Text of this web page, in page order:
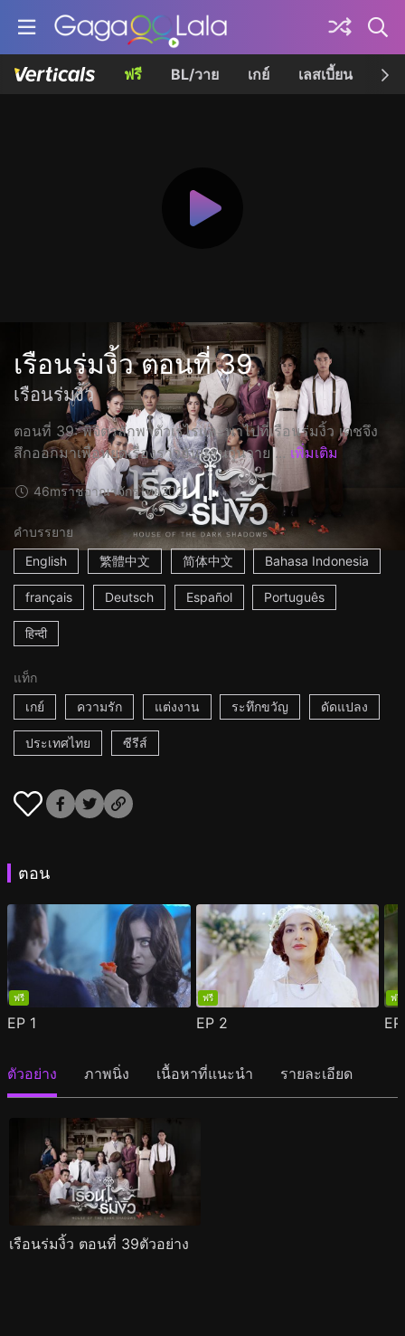
ฟรี BL/วาย เกย์ เลสเบี้ยน เค
เรือนร่มงิ้ว ตอนที่ 39
เรือนร่มงิ้ว
ตอนที่ 39: พิจิตรลักพาตัวเรไรและพาไปที่เรือนร่มงิ้ว เดชจึง
สึกออกมาเพื่อหยุดเรื่องราวอันแสนวุ่นวาย ... เพิ่มเติม
46mราชอาณาจักรไทย2021
คำบรรยาย
English
繁體中文 简体中文 Bahasa Indonesia
français Deutsch Español Português
हिन्दी
แท็ก
เกย์
ความรัก แต่งงาน ระทึกขวัญ ดัดแปลง
ประเทศไทย ซีรีส์
ตอน
ฟรี
EP 1
ฟรี
EP 2
ฟรี
ตัวอย่าง ภาพนิ่ง เนื้อหาที่แนะนำ รายละเอียด
เรือนร่มงิ้ว ตอนที่ 39ตัวอย่าง